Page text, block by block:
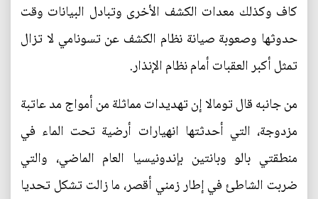
كاف وكذلك معدات الكشف الأخرى وتبادل البيانات وقت
حدوثها وصعوبة صيانة نظام الكشف عن تسونامي لا تزال
تمثل أكبر العقبات أمام نظام الإنذار.
من جانبه قال تومالا إن تهديدات مماثلة من أمواج مد عاتبة
مزدوجة، التي أحدثتها انهيارات أرضية تحت الماء في
منطقتي بالو وبانتين بإندونيسيا العام الماضي، والتي
ضربت الشاطئ في إطار زمني أقصر، ما زالت تشكل تحديا